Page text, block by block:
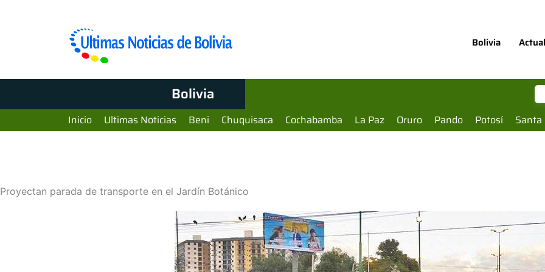
Bolivia
Bolivia
Inicio Ultimas Noticias Beni Chuquisaca Cochabamba La Paz Oruro Pando Potosí Santa
Proyectan parada de transporte en el Jardín Botánico